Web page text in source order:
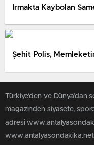
Irmakta Kaybolan
Şehit Polis,
Türkiye'den ve Dünya’dan
magazinden siyasete,
adresi